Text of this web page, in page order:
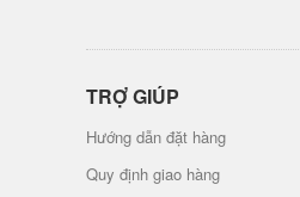
TRỢ GIÚP
Hướng dẫn đặt hàng
Quy định giao hàng